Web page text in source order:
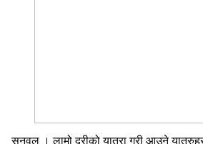
सुनवल । लामो दुरीको यात्रा गरी आउने